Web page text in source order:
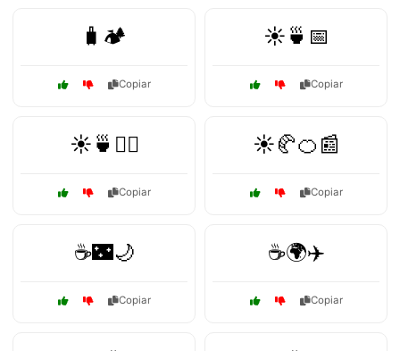
🧳🏕️
Copiar
☀️🍵📅
Copiar
☀️🍵🧘‍♀️
Copiar
☀️🥐🍊📰
Copiar
☕🌃🌙
Copiar
☕🌍✈️
Copiar